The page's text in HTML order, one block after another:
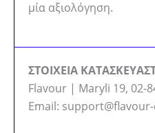
μία αξιολόγηση.
ΣΤΟΙΧΕΙΑ
Flavour | Maryli 19, 02-
Email: